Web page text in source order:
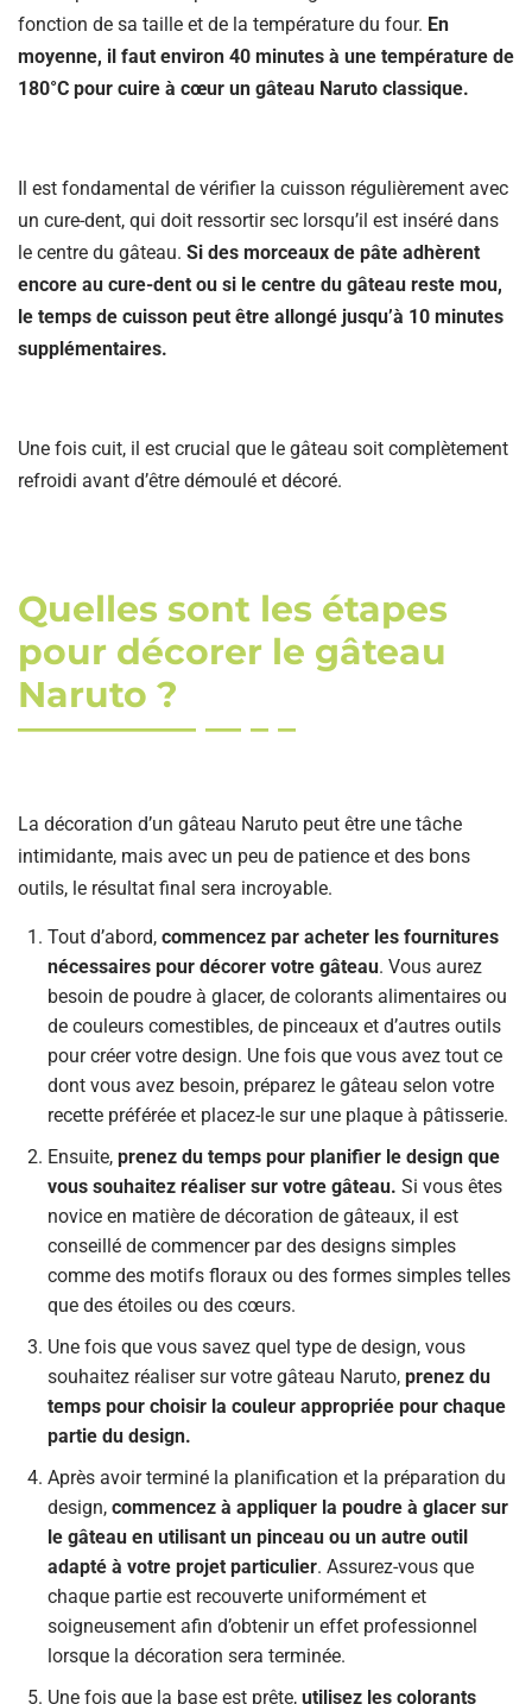
fonction de sa taille et de la température du four. En
moyenne, il faut environ 40 minutes à une température de
180°C pour cuire à cœur un gâteau Naruto classique.
Il est fondamental de vérifier la cuisson régulièrement avec
un cure-dent, qui doit ressortir sec lorsqu’il est inséré dans
le centre du gâteau. Si des morceaux de pâte adhèrent
encore au cure-dent ou si le centre du gâteau reste mou,
le temps de cuisson peut être allongé jusqu’à 10 minutes
supplémentaires.
Une fois cuit, il est crucial que le gâteau soit complètement
refroidi avant d’être démoulé et décoré.
Quelles sont les étapes
pour décorer le gâteau
Naruto ?
La décoration d’un gâteau Naruto peut être une tâche
intimidante, mais avec un peu de patience et des bons
outils, le résultat final sera incroyable.
Tout d’abord, commencez par acheter les fournitures
nécessaires pour décorer votre gâteau. Vous aurez
besoin de poudre à glacer, de colorants alimentaires ou
de couleurs comestibles, de pinceaux et d’autres outils
pour créer votre design. Une fois que vous avez tout ce
dont vous avez besoin, préparez le gâteau selon votre
recette préférée et placez-le sur une plaque à pâtisserie.
Ensuite, prenez du temps pour planifier le design que
vous souhaitez réaliser sur votre gâteau. Si vous êtes
novice en matière de décoration de gâteaux, il est
conseillé de commencer par des designs simples
comme des motifs floraux ou des formes simples telles
que des étoiles ou des cœurs.
Une fois que vous savez quel type de design, vous
souhaitez réaliser sur votre gâteau Naruto, prenez du
temps pour choisir la couleur appropriée pour chaque
partie du design.
Après avoir terminé la planification et la préparation du
design, commencez à appliquer la poudre à glacer sur
le gâteau en utilisant un pinceau ou un autre outil
adapté à votre projet particulier. Assurez-vous que
chaque partie est recouverte uniformément et
soigneusement afin d’obtenir un effet professionnel
lorsque la décoration sera terminée.
Une fois que la base est prête, utilisez les colorants